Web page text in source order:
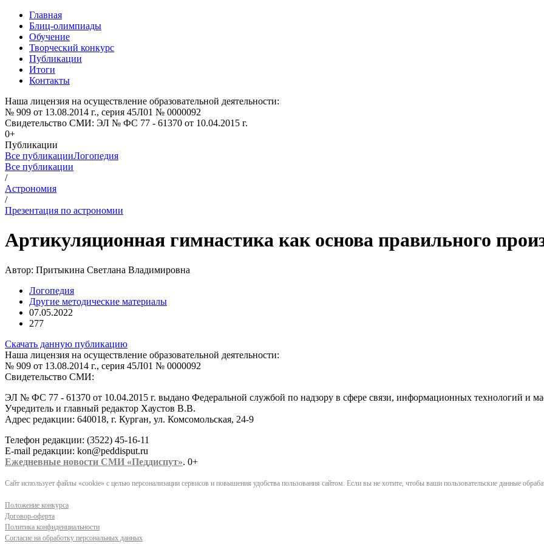
Главная
Блиц-олимпиады
Обучение
Творческий конкурс
Публикации
Итоги
Контакты
Наша лицензия на осуществление образовательной деятельности:
№ 909 от 13.08.2014 г., серия 45Л01 № 0000092
Свидетельство СМИ: ЭЛ № ФС 77 - 61370 от 10.04.2015 г.
0+
Публикации
Все публикацииЛогопедия
Все публикации
/
Астрономия
/
Презентация по астрономии
Артикуляционная гимнастика как основа правильного
Автор: Притыкина Светлана Владимировна
Логопедия
Другие методические материалы
07.05.2022
277
Скачать данную публикацию
Наша лицензия на осуществление образовательной деятельности:
№ 909 от 13.08.2014 г., серия 45Л01 № 0000092
Свидетельство СМИ:
ЭЛ № ФС 77 - 61370 от 10.04.2015 г. выдано Федеральной службой по надзору в сфере связи, информационных технологий и
Учредитель и главный редактор Хаустов В.В.
Адрес редакции: 640018, г. Курган, ул. Комсомольская, 24-9
Телефон редакции: (3522) 45-16-11
E-mail редакции: kon@peddisput.ru
Ежедневные новости СМИ «Педдиспут». 0+
Сайт использует файлы «cookie» с целью персонализации сервисов и повышения удобства пользования сайтом. Если вы не хотите, чтобы ваши пользовательские данные
Положение конкурса
Договор-оферта
Политика конфиденциальности
Согласие на обработку персональных данных